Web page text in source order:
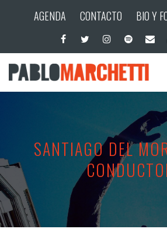
AGENDA CONTACTO BIO Y
SANTIAGO DEL